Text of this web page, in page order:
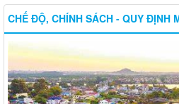
CHẾ ĐỘ, CHÍNH SÁCH - QUY ĐỊNH